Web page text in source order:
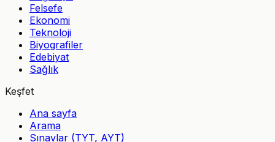
Felsefe
Ekonomi
Teknoloji
Biyografiler
Edebiyat
Sağlık
Keşfet
Ana sayfa
Arama
Sınavlar (TYT, AYT)